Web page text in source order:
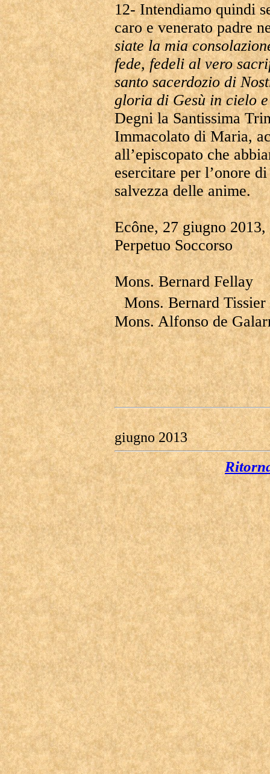
12- Intendiamo quindi
caro e venerato padre
siate la mia
fede, fedeli al vero
santo sacerdozio di
gloria di Gesù in cielo
Degni la Santissima
Immacolato di Maria,
all’episcopato che
esercitare per l’onore
salvezza delle anime.
Ecône, 27 giugno
Perpetuo Soccorso
Mons. Bernard Fellay
Mons. Bernard
Mons. Alfonso de
giugno 2013